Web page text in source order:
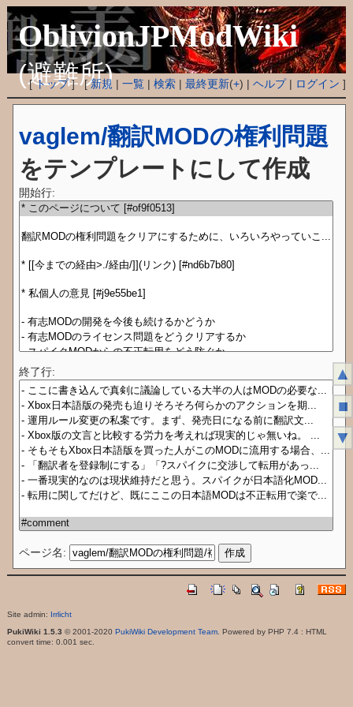
OblivionJPModWiki
(避難所)
[トップ] [新規 |一覧 |検索 |最終更新(+) |ヘルプ| ログイン ]
vaglem/翻訳MODの権利問題
をテンプレートにして作成
開始行:
終了行:
ページ名:
Site admin: Irrlicht
PukiWiki 1.5.3 © 2001-2020 PukiWiki Development Team. Powered by PHP 7.4 : HTML
convert time: 0.001 sec.
▲
■
▼